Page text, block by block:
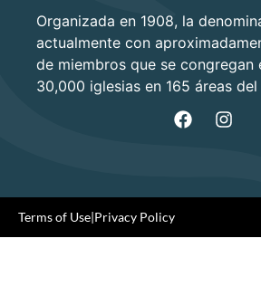
Organizada en 1908, la
actualmente con
de miembros que se congregan
30,000 iglesias en 165 áreas del
Terms of Use|Privacy Policy